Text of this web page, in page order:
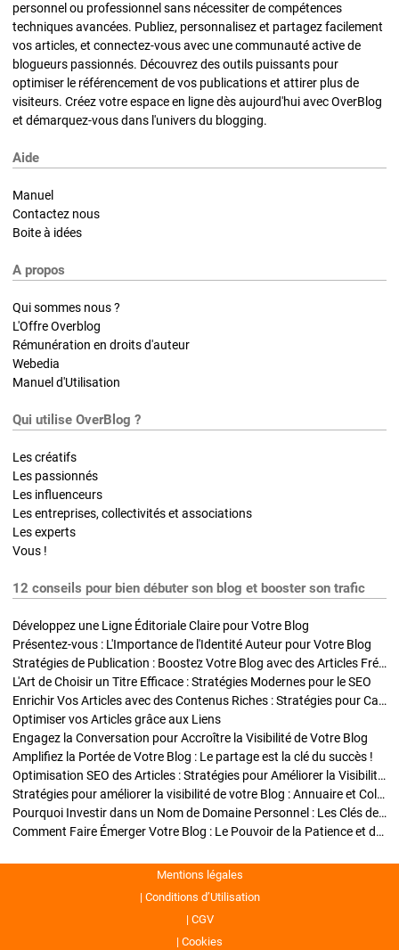
personnel ou professionnel sans nécessiter de compétences
techniques avancées. Publiez, personnalisez et partagez facilement
vos articles, et connectez-vous avec une communauté active de
blogueurs passionnés. Découvrez des outils puissants pour
optimiser le référencement de vos publications et attirer plus de
visiteurs. Créez votre espace en ligne dès aujourd'hui avec OverBlog
et démarquez-vous dans l'univers du blogging.
Aide
Manuel
Contactez nous
Boite à idées
A propos
Qui sommes nous ?
L'Offre Overblog
Rémunération en droits d'auteur
Webedia
Manuel d'Utilisation
Qui utilise OverBlog ?
Les créatifs
Les passionnés
Les influenceurs
Les entreprises, collectivités et associations
Les experts
Vous !
12 conseils pour bien débuter son blog et booster son trafic
Développez une Ligne Éditoriale Claire pour Votre Blog
Présentez-vous : L'Importance de l'Identité Auteur pour Votre Blog
Stratégies de Publication : Boostez Votre Blog avec des Articles Fréquents et Exclusifs
L'Art de Choisir un Titre Efficace : Stratégies Modernes pour le SEO
Enrichir Vos Articles avec des Contenus Riches : Stratégies pour Captiver et Optimiser
Optimiser vos Articles grâce aux Liens
Engagez la Conversation pour Accroître la Visibilité de Votre Blog
Amplifiez la Portée de Votre Blog : Le partage est la clé du succès !
Optimisation SEO des Articles : Stratégies pour Améliorer la Visibilité de Votre Blog
Stratégies pour améliorer la visibilité de votre Blog : Annuaire et Collaborations
Pourquoi Investir dans un Nom de Domaine Personnel : Les Clés de la Réussite de Votre Blog
Comment Faire Émerger Votre Blog : Le Pouvoir de la Patience et de la Persévérance
Mentions légales
Conditions d’Utilisation
CGV
Cookies